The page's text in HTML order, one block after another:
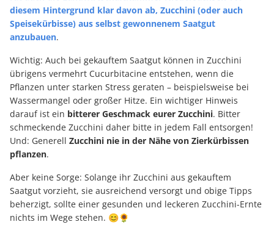
diesem Hintergrund klar davon ab, Zucchini (oder auch
Speisekürbisse) aus selbst gewonnenem Saatgut
anzubauen.
Wichtig: Auch bei gekauftem Saatgut können in Zucchini
übrigens vermehrt Cucurbitacine entstehen, wenn die
Pflanzen unter starken Stress geraten – beispielsweise bei
Wassermangel oder großer Hitze. Ein wichtiger Hinweis
darauf ist ein bitterer Geschmack eurer Zucchini. Bitter
schmeckende Zucchini daher bitte in jedem Fall entsorgen!
Und: Generell Zucchini nie in der Nähe von Zierkürbissen
pflanzen.
Aber keine Sorge: Solange ihr Zucchini aus gekauftem
Saatgut vorzieht, sie ausreichend versorgt und obige Tipps
beherzigt, sollte einer gesunden und leckeren Zucchini-Ernte
nichts im Wege stehen. 😊🌻